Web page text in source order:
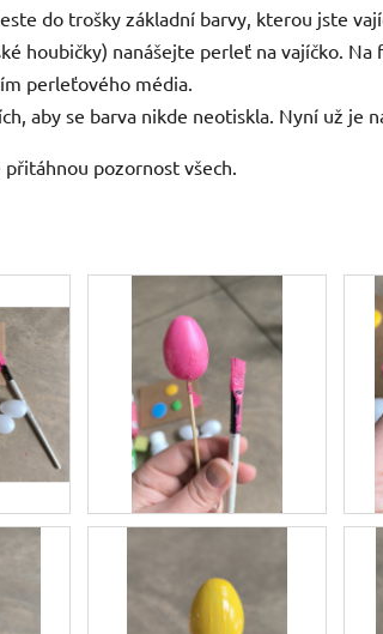
do trošky základní barvy, kterou jste
houbičky) nanášejte perleť na vajíčko.
perleťového média.
aby se barva nikde neotiskla. Nyní už je
přitáhnou pozornost všech.